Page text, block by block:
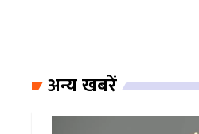
अन्य खबरें